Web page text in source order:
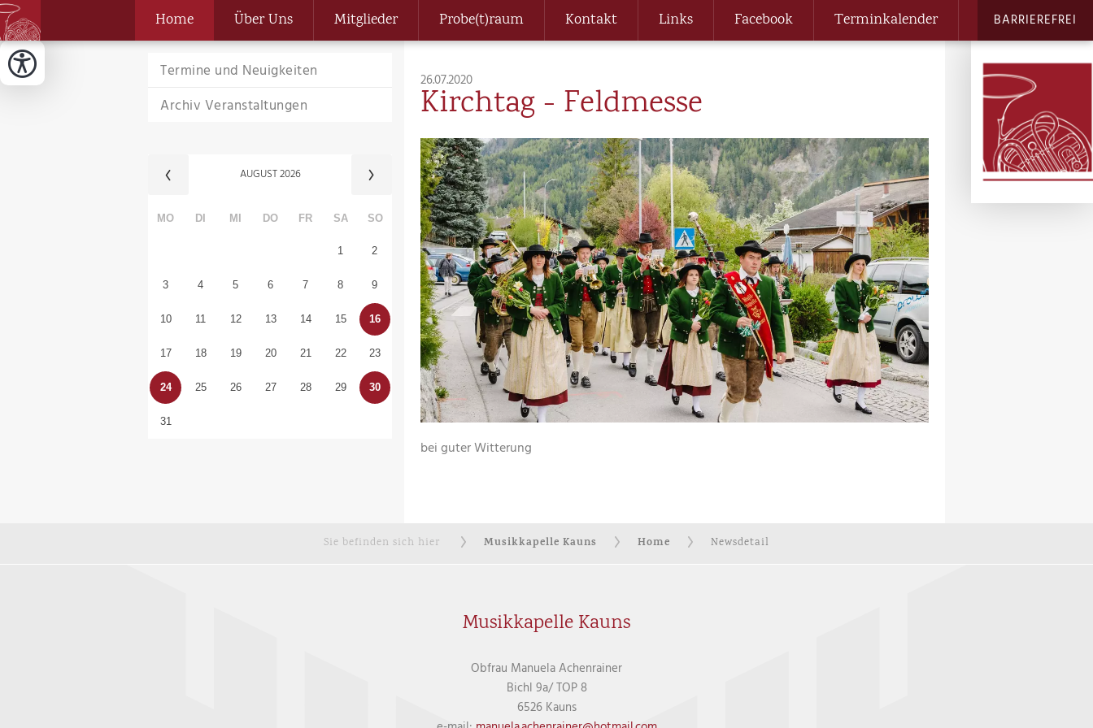
Home Über Uns Mitglieder Probe(t)raum Kontakt Links Facebook Terminkalender BARRIEREFREI
Termine und Neuigkeiten
Archiv Veranstaltungen
AUGUST2026
MO DI MI DO FR SA SO
1 2
3 4 5 6 7 8 9
10 11 12 13 14 15 16
17 18 19 20 21 22 23
24 25 26 27 28 29 30
31
26.07.2020
Kirchtag - Feldmesse
bei guter Witterung
Sie befinden sich hier Musikkapelle Kauns Home Newsdetail
Musikkapelle Kauns
Obfrau Manuela Achenrainer
Bichl 9a/ TOP 8
6526 Kauns